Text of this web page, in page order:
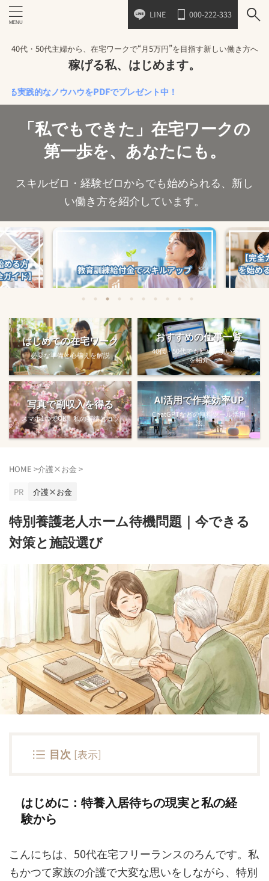
LINE 000-222-333
40代・50代主婦から、在宅ワークで“月5万円”を目指す新しい働き方へ
稼げる私、はじめます。
なノウハウをPDFでプレゼント中！
「私でもできた」在宅ワークの
第一歩を、あなたにも。
スキルゼロ・経験ゼロからでも始められる、新し
い働き方を紹介しています。
る方法
教育訓練給付金で賢くスキルアップする
方法【主婦でも使え...
【完全ガ
はじめての在宅ワーク
必要な準備と心構えを解説
おすすめの仕事一覧
40代・50代でも始めやすい案件
を紹介
写真で副収入を得る
スマホ1つでOK！私の実績とコツ
AI活用で作業効率UP
ChatGPTなどの無料ツール活用
法
HOME >介護×お金 >
PR
介護×お金
特別養護老人ホーム待機問題｜今できる
対策と施設選び
目次 [表示]
はじめに：特養入居待ちの現実と私の経
験から
こんにちは、50代在宅フリーランスのろんです。私
もかつて家族の介護で大変な思いをしながら、特別